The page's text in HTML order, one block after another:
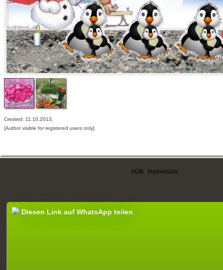
Created: 11.10.2013,
[Author visible for registered users only]
AGB Impressum
Diesen Link auf WhatsApp teilen